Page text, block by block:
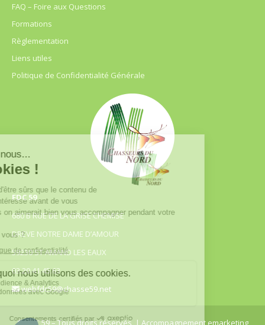
FAQ – Foire aux Questions
Formations
Règlementation
Liens utiles
Politique de Confidentialité Générale
FDC 59
680 B RUE DE LA GRISE CHEMISE
DREVE NOTRE DAME D’AMOUR
59230 ST AMAND LES EAUX
03.20.41.45.63
webfdc59@chasse59.net
© FDC 59 – Tous droits réservés | Accompagnement emarketing